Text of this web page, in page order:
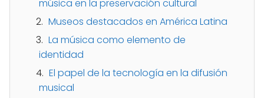
música en la preservación cultural
Museos destacados en América Latina
La música como elemento de
identidad
El papel de la tecnología en la difusión
musical